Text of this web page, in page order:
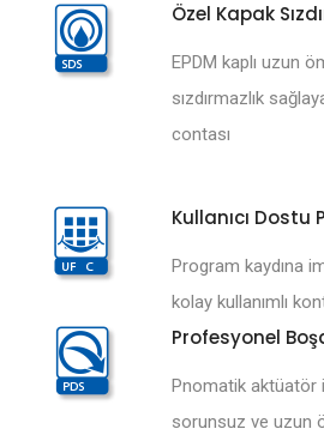
Özel Kapak
EPDM kaplı uzun
sızdırmazlık
contası
Kullanıcı Dostu
Program kaydına
kolay kullanımlı
Profesyonel
Pnomatik aktüatör
sorunsuz ve uzun